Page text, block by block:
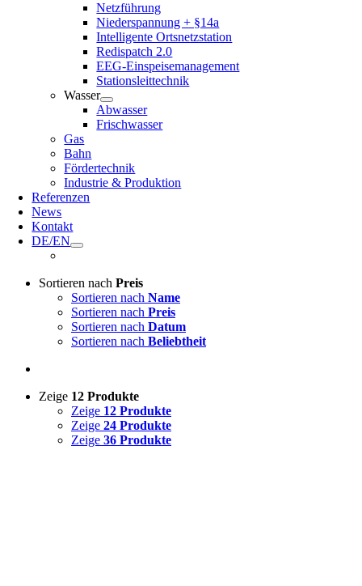
Netzführung
Niederspannung + §14a
Intelligente Ortsnetzstation
Redispatch 2.0
EEG-Einspeisemanagement
Stationsleittechnik
Wasser
Abwasser
Frischwasser
Gas
Bahn
Fördertechnik
Industrie & Produktion
Referenzen
News
Kontakt
DE/EN
Sortieren nach Preis
Sortieren nach Name
Sortieren nach Preis
Sortieren nach Datum
Sortieren nach Beliebtheit
Zeige 12 Produkte
Zeige 12 Produkte
Zeige 24 Produkte
Zeige 36 Produkte